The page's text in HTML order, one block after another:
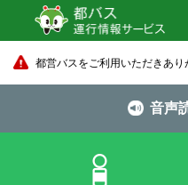
都営バスをご利用いただきあり
音声